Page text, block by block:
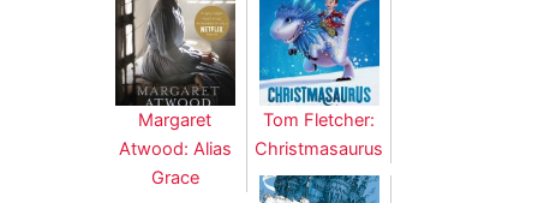
Margaret
Atwood: Alias
Grace
Tom Fletcher:
Christmasaurus